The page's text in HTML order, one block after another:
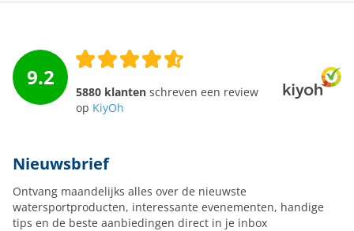
9.2
5880 klanten schreven een review
op KiyOh
Nieuwsbrief
Ontvang maandelijks alles over de nieuwste
watersportproducten, interessante evenementen, handige
tips en de beste aanbiedingen direct in je inbox